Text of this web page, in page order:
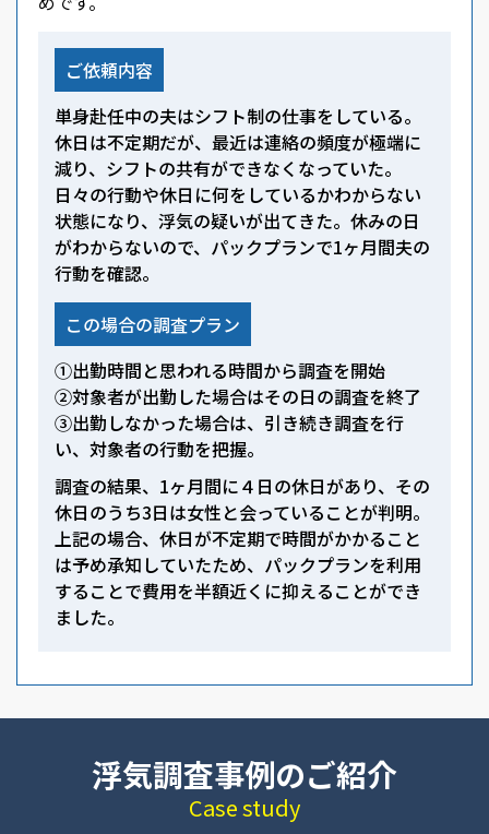
ご依頼内容
単身赴任中の夫はシフト制の仕事をしている。
休日は不定期だが、最近は連絡の頻度が極端に
減り、シフトの共有ができなくなっていた。
日々の行動や休日に何をしているかわからない
状態になり、浮気の疑いが出てきた。休みの日
がわからないので、パックプランで1ヶ月間夫の
行動を確認。
この場合の調査プラン
①出勤時間と思われる時間から調査を開始
②対象者が出勤した場合はその日の調査を終了
③出勤しなかった場合は、引き続き調査を行
い、対象者の行動を把握。
調査の結果、1ヶ月間に４日の休日があり、その
休日のうち3日は女性と会っていることが判明。
上記の場合、休日が不定期で時間がかかること
は予め承知していたため、パックプランを利用
することで費用を半額近くに抑えることができ
ました。
浮気調査事例のご紹介
Case study